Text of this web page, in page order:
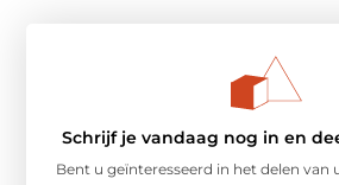
Schrijf je vandaag nog in en
Bent u geïnteresseerd in het delen van